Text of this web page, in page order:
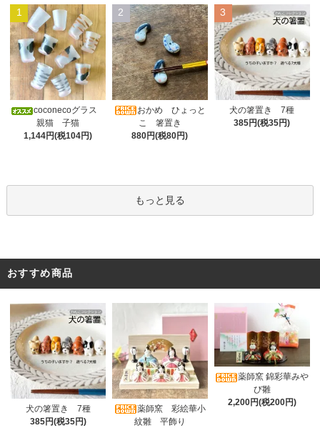
1
coconecoグラス
親猫 子猫
1,144円(税104円)
2
おかめ ひょっと
こ 箸置き
880円(税80円)
3
犬の箸置き 7種
385円(税35円)
もっと見る
おすすめ商品
犬の箸置き 7種
385円(税35円)
薬師窯 彩絵華小
紋雛 平飾り
薬師窯 錦彩華みや
び雛
2,200円(税200円)